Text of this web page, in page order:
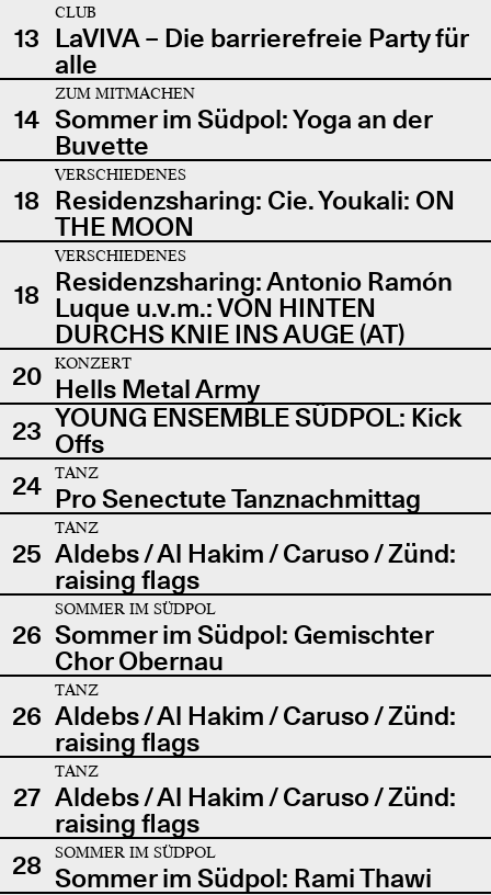
13
CLUB
LaVIVA – Die barrierefreie Party für
alle
14
ZUM MITMACHEN
Sommer im Südpol: Yoga an der
Buvette
18
VERSCHIEDENES
Residenzsharing: Cie. Youkali: ON
THE MOON
18
VERSCHIEDENES
Residenzsharing: Antonio Ramón
Luque u.v.m.: VON HINTEN
DURCHS KNIE INS AUGE (AT)
20
KONZERT
Hells Metal Army
23 YOUNG ENSEMBLE SÜDPOL: Kick
Offs
24
TANZ
Pro Senectute Tanznachmittag
25
TANZ
Aldebs / Al Hakim / Caruso / Zünd:
raising flags
26
SOMMER IM SÜDPOL
Sommer im Südpol: Gemischter
Chor Obernau
26
TANZ
Aldebs / Al Hakim / Caruso / Zünd:
raising flags
27
TANZ
Aldebs / Al Hakim / Caruso / Zünd:
raising flags
28
SOMMER IM SÜDPOL
Sommer im Südpol: Rami Thawi